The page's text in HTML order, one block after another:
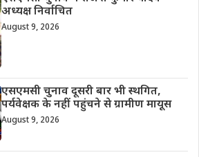
अध्यक्ष निर्वाचित
August 9, 2026
एसएमसी चुनाव दूसरी बार भी स्थगित,
पर्यवेक्षक के नहीं पहुंचने से ग्रामीण मायूस
August 9, 2026